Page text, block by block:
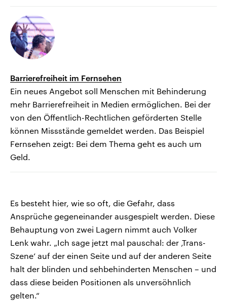
Barrierefreiheit im Fernsehen
Ein neues Angebot soll Menschen mit Behinderung
mehr Barrierefreiheit in Medien ermöglichen. Bei der
von den Öffentlich-Rechtlichen geförderten Stelle
können Missstände gemeldet werden. Das Beispiel
Fernsehen zeigt: Bei dem Thema geht es auch um
Geld.
Es besteht hier, wie so oft, die Gefahr, dass
Ansprüche gegeneinander ausgespielt werden. Diese
Behauptung von zwei Lagern nimmt auch Volker
Lenk wahr. „Ich sage jetzt mal pauschal: der ‚Trans-
Szene‘ auf der einen Seite und auf der anderen Seite
halt der blinden und sehbehinderten Menschen – und
dass diese beiden Positionen als unversöhnlich
gelten.“